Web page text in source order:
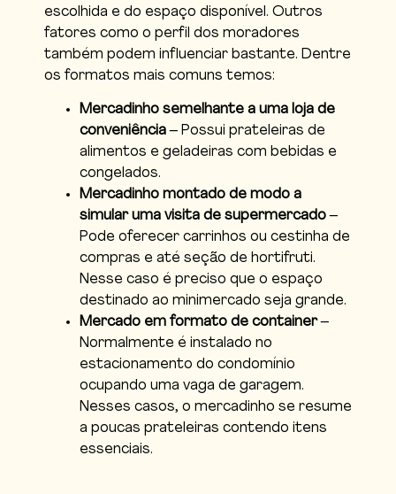
escolhida e do espaço disponível. Outros
fatores como o perfil dos moradores
também podem influenciar bastante. Dentre
os formatos mais comuns temos:
Mercadinho semelhante a uma loja de
conveniência– Possui prateleiras de
alimentos e geladeiras com bebidas e
congelados.
Mercadinho montado de modo a
simular uma visita de supermercado–
Pode oferecer carrinhos ou cestinha de
compras e até seção de hortifruti.
Nesse caso é preciso que o espaço
destinado ao minimercado seja grande.
Mercado em formato de container–
Normalmente é instalado no
estacionamento do condomínio
ocupando uma vaga de garagem.
Nesses casos, o mercadinho se resume
a poucas prateleiras contendo itens
essenciais.